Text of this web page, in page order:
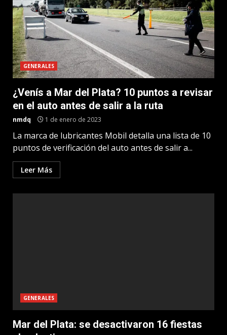
GENERALES
¿Venís a Mar del Plata? 10 puntos a revisar
en el auto antes de salir a la ruta
nmdq 1 de enero de 2023
La marca de lubricantes Mobil detalla una lista de 10
puntos de verificación del auto antes de salir a...
Leer Más
GENERALES
Mar del Plata: se desactivaron 16 fiestas